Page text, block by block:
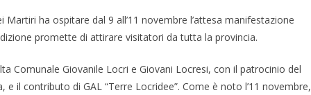
Martiri ha ospitare dal 9 all’11 novembre l’attesa manifestazione
promette di attirare visitatori da tutta la provincia.
Comunale Giovanile Locri e Giovani Locresi, con il patrocinio del
e il contributo di GAL “Terre Locridee”. Come è noto l’11 novembre,